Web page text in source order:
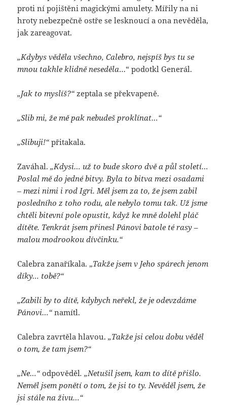
proti ní pojištěni magickými amulety. Mířily na ni
hroty nebezpečně ostře se lesknoucí a ona nevěděla,
jak zareagovat.
„Kdybys věděla všechno, Calebro, nejspíš bys tu se
mnou takhle klidně neseděla…“ podotkl Generál.
„Jak to myslíš?“zeptala se překvapeně.
„Slib mi, že mě pak nebudeš proklínat…“
„Slibuji!“přitakala.
Zaváhal.„Kdysi… už to bude skoro dvě a půl století…
Poslal mě do jedné bitvy. Byla to bitva mezi osadami
– mezi nimi i rod Igri. Měl jsem za to, že jsem zabil
posledního z toho rodu, ale nebylo tomu tak. Už jsme
chtěli bitevní pole opustit, když ke mně dolehl pláč
dítěte. Tenkrát jsem přinesl Pánovi batole té rasy –
malou modrookou dívčinku.“
Calebra zanaříkala. „Takže jsem v Jeho spárech jenom
díky… tobě?“
„Zabili by to dítě, kdybych neřekl, že je odevzdáme
Pánovi…“namítl.
Calebra zavrtěla hlavou.„Takže jsi celou dobu věděl
o tom, že tam jsem?“
„Ne…“odpověděl. „Netušil jsem, kam to dítě přišlo.
Neměl jsem ponětí o tom, že jsi to ty. Nevěděl jsem, že
jsi stále na živu…“